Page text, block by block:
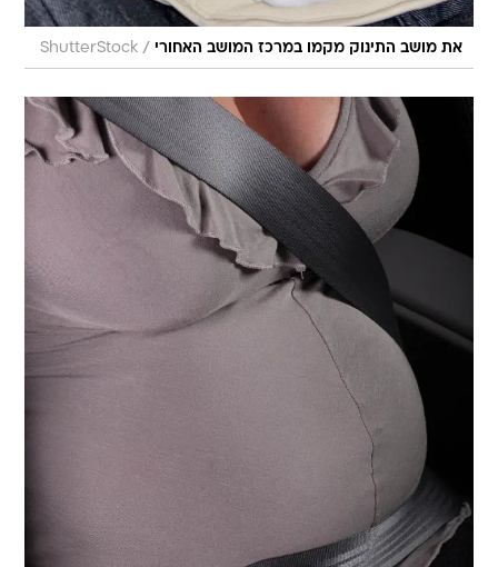
את מושב התינוק מקמו במרכז המושב האחורי /
ShutterStock